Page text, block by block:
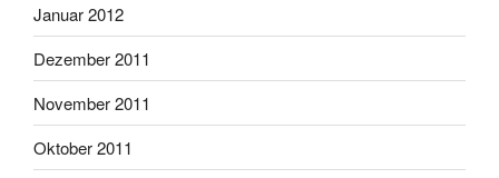
Januar 2012
Dezember 2011
November 2011
Oktober 2011